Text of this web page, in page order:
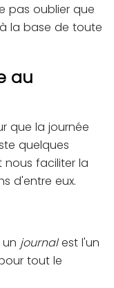
pas oublier que
la base de toute
au
que la journée
quelques
nous faciliter la
d'entre eux.
journalest l'un
tout le